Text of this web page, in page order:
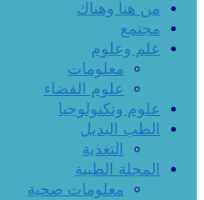
من هنا وهناك
مجتمع
علم وعلوم
معلومات
علوم الفضاء
علوم وتكنولوجيا
الطب البديل
التغذية
المجلة الطبية
معلومات صحية